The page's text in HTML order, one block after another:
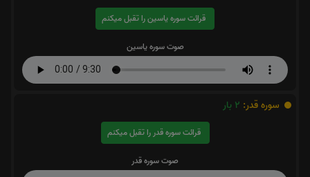
قرائت سوره یاسین را تقبل میکنم
صوت سوره یاسین
سوره قدر: 2 بار
قرائت سوره قدر را تقبل میکنم
صوت سوره قدر